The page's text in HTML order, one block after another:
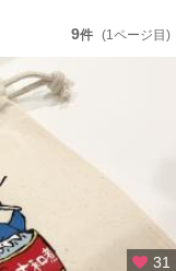
9件 (1ページ目)
31